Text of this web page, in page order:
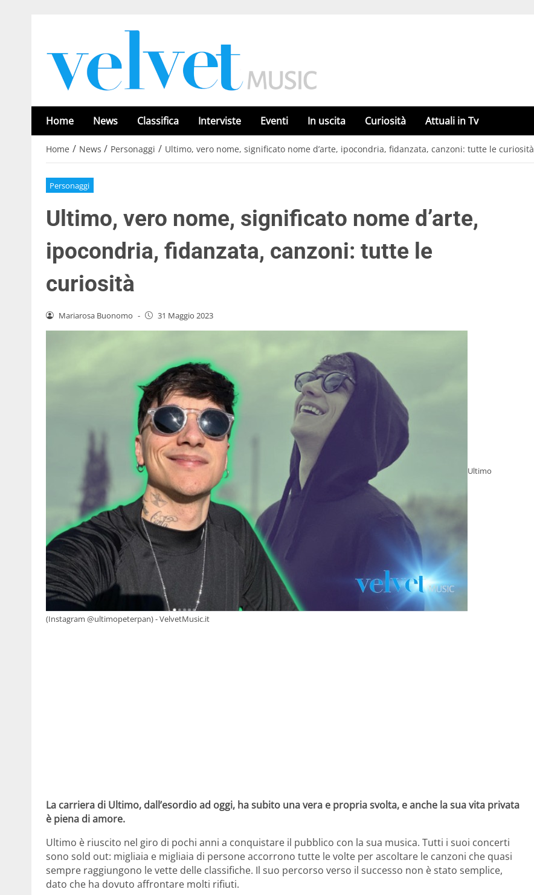
Home News Classifica Interviste Eventi In uscita Curiosità Attuali in Tv
Home / News / Personaggi / Ultimo, vero nome, significato nome d’arte, ipocondria, fidanzata, canzoni: tutte le curiosità
Personaggi
Ultimo, vero nome, significato nome d’arte,
ipocondria, fidanzata, canzoni: tutte le
curiosità
Mariarosa Buonomo - 31 Maggio 2023
Ultimo
(Instagram @ultimopeterpan) - VelvetMusic.it
La carriera di Ultimo, dall’esordio ad oggi, ha subito una vera e propria svolta, e anche la sua vita privata
è piena di amore.
Ultimo è riuscito nel giro di pochi anni a conquistare il pubblico con la sua musica. Tutti i suoi concerti
sono sold out: migliaia e migliaia di persone accorrono tutte le volte per ascoltare le canzoni che quasi
sempre raggiungono le vette delle classifiche. Il suo percorso verso il successo non è stato semplice,
dato che ha dovuto affrontare molti rifiuti.